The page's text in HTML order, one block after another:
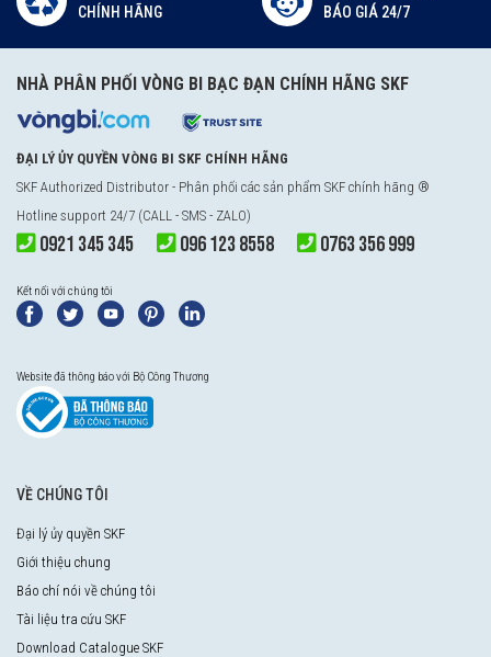
CHÍNH HÃNG
BÁO GIÁ 24/7
NHÀ PHÂN PHỐI VÒNG BI BẠC ĐẠN CHÍNH HÃNG SKF
ĐẠI LÝ ỦY QUYỀN VÒNG BI SKF CHÍNH HÃNG
SKF Authorized Distributor - Phân phối các sản phẩm SKF chính hãng ®
Hotline support 24/7 (CALL - SMS - ZALO)
0921 345 345 096 123 8558 0763 356 999
Kết nối với chúng tôi
Website đã thông báo với Bộ Công Thương
VỀ CHÚNG TÔI
Đại lý ủy quyền SKF
Giới thiệu chung
Báo chí nói về chúng tôi
Tài liệu tra cứu SKF
Download Catalogue SKF